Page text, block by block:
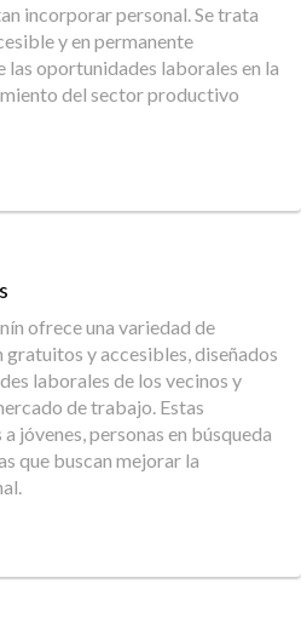
incorporar personal. Se trata
y en permanente
oportunidades laborales en la
del sector productivo
ofrece una variedad de
y accesibles, diseñados
laborales de los vecinos y
de trabajo. Estas
jóvenes, personas en búsqueda
que buscan mejorar la